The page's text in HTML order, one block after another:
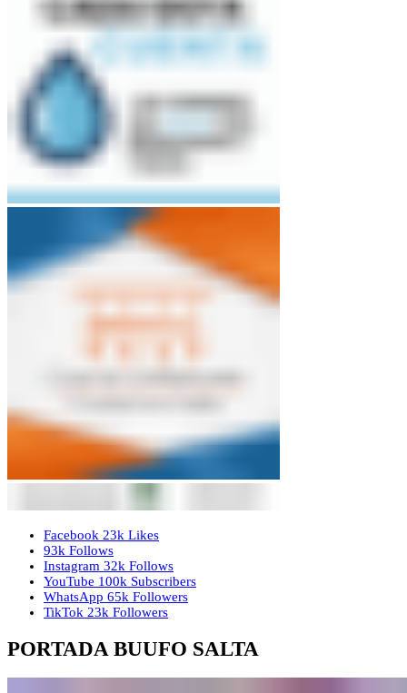
Facebook 23k Likes
93k Follows
Instagram 32k Follows
YouTube 100k Subscribers
WhatsApp 65k Followers
TikTok 23k Followers
PORTADA BUUFO SALTA